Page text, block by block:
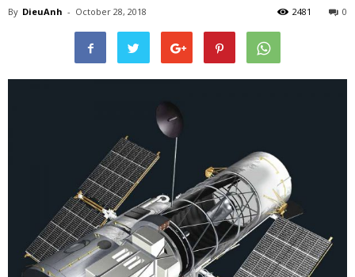
By DieuAnh - October 28, 2018 0
2481